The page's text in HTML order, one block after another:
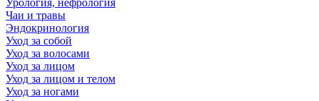
Урология, нефрология
Чаи и травы
Эндокринология
Уход за собой
Уход за волосами
Уход за лицом
Уход за лицом и телом
Уход за ногами